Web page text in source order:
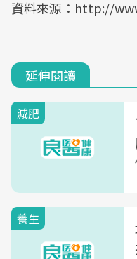
資料來源：http://
延伸閱讀
減肥
養生